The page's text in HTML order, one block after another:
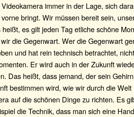
immer in der Lage, sich
bringt. Wir müssen bereit sein,
es gilt jeden Tag etliche schöne
die Gegenwart. Wer die Gegenwart
und hat rein technisch betrachtet,
Er wird auch in der Zukunft
Das heißt, dass jemand, der sein
bestimmen wird, wie wir durch die Welt
auf die schönen Dinge zu richten. Es
die Technik, dass man sich eine